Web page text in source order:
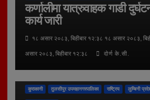
कर्णालीमा यात्रुवाहक गाडी
कार्य जारी
१८ असार २०८३, बिहीबार १२:३८ १८ असार २०८३,
असार २०८३, बिहीबार १२:३८ दोर्ण के.सी.
कुराकानी तुलसीपुर उपमहानगरपालिका राष्ट्रिय लुम्बिनी